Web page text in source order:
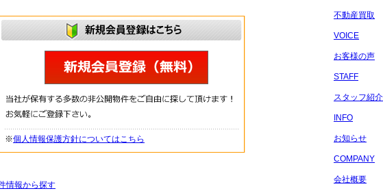
不動産買取
VOICE
お客様の声
STAFF
スタッフ紹介
INFO
お知らせ
COMPANY
会社概要
※個人情報保護方針についてはこちら
情報から探す